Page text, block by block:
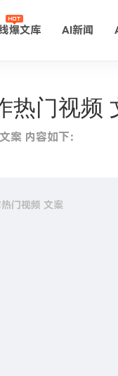
爆文库 AI新闻
热门视频
案 内容如下：
门视频 文案